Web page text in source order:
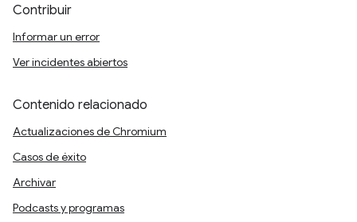
Contribuir
Informar un error
Ver incidentes abiertos
Contenido relacionado
Actualizaciones de Chromium
Casos de éxito
Archivar
Podcasts y programas